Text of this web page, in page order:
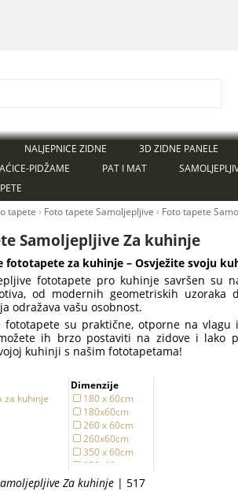
Samoljepljive Za kuhinje
fototapete za kuhinje – Osvježite svoju
fototapete pro kuhinje savršen su
od modernih geometriskih
odražava vašu osobnost.
fototapete su praktične, otporne na
ih brzo postaviti na zidove i lako
kuhinji s našim fototapetama!
za kuhinje
Dimenzije
180 x 60cm
180x60cm
260 x 60cm
260x60cm
350 x 60cm
350x60cm
Za kuhinje | 517
NALJEPNICE ZIDNE 3D ZIDNE PANELE
PIDŽAME PAT I MAT
tapete › Foto tapete Samoljepljive › Foto tapete